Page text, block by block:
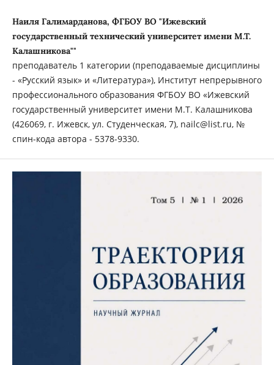
Наиля Галимарданова, ФГБОУ ВО "Ижевский
государственный технический университет имени М.Т.
Калашникова""
преподаватель 1 категории (преподаваемые дисциплины
- «Русский язык» и «Литература»), Институт непрерывного
профессионального образования ФГБОУ ВО «Ижевский
государственный университет имени М.Т. Калашникова
(426069, г. Ижевск, ул. Студенческая, 7), nailc@list.ru, №
спин-кода автора - 5378-9330.